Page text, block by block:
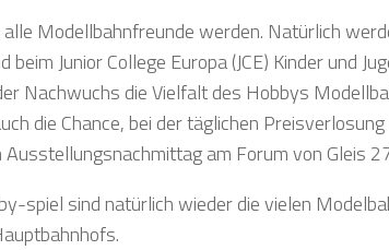
Modellbahnfreunde werden. Natürlich
Junior College Europa (JCE) Kinder und
Nachwuchs die Vielfalt des Hobbys
die Chance, bei der täglichen
am Forum von Gleis
spiel sind natürlich wieder die vielen